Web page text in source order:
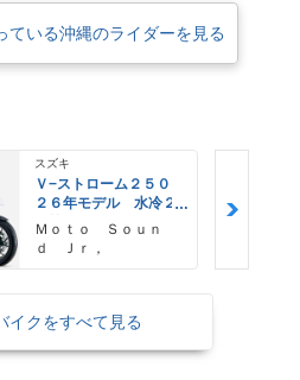
ている沖縄のライダーを見る
スズキ
Ｖ−ストローム２５０
２６年モデル 水冷２
気筒エンジン ＬＥＤ
ヘッドライト標準装備
Ｍｏｔｏ Ｓｏｕｎ
ｄ Ｊｒ，
イクをすべて見る